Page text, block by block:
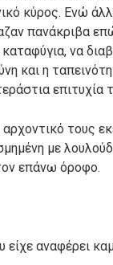
κύρος. Ενώ
πανάκριβα
να
και η
επιτυχία
τους
με
επάνω όροφο.
αναφέρει